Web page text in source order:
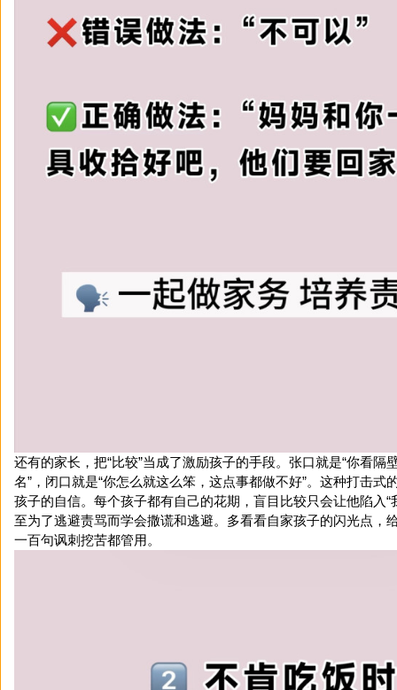
还有的家长，把“比较”当成了激励孩子的手段。张口就是“你看隔
名”，闭口就是“你怎么就这么笨，这点事都做不好”。这种打击式
孩子的自信。每个孩子都有自己的花期，盲目比较只会让他陷入“
至为了逃避责骂而学会撒谎和逃避。多看看自家孩子的闪光点，
一百句讽刺挖苦都管用。